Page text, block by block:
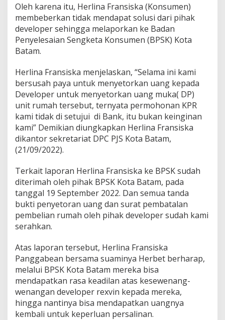
e
l
e
s
a
n
S
e
n
g
k
e
a
n
s
m
e
n
a
B
a
t
a
m
Oleh karena itu, Herlina Fransiska (Konsumen)
membeberkan tidak mendapat solusi dari pihak
developer sehingga melaporkan ke Badan
Penyelesaian Sengketa Konsumen (BPSK) Kota
Batam.
Herlina Fransiska menjelaskan, “Selama ini kami
bersusah paya untuk menyetorkan uang kepada
Developer untuk menyetorkan uang muka( DP)
unit rumah tersebut, ternyata permohonan KPR
kami tidak di setujui di Bank, itu bukan keinginan
kami” Demikian diungkapkan Herlina Fransiska
dikantor sekretariat DPC PJS Kota Batam,
(21/09/2022).
Terkait laporan Herlina Fransiska ke BPSK sudah
diterimah oleh pihak BPSK Kota Batam, pada
tanggal 19 September 2022. Dan semua tanda
bukti penyetoran uang dan surat pembatalan
pembelian rumah oleh pihak developer sudah kami
serahkan.
Atas laporan tersebut, Herlina Fransiska
Panggabean bersama suaminya Herbet berharap,
melalui BPSK Kota Batam mereka bisa
mendapatkan rasa keadilan atas kesewenang-
wenangan developer rexvin kepada mereka,
hingga nantinya bisa mendapatkan uangnya
kembali untuk keperluan persalinan.